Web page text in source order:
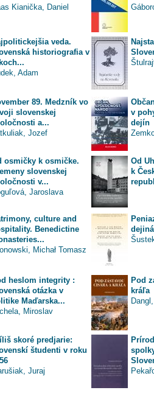
Kianička, Daniel
veda.
historiografia v
Adam
89. Medzník vo
slovenskej
a...
Jozef
v
dejín
osmičky k osmičke.
slovenskej
v...
Jaroslava
Od
k
culture and
Benedictine
Michał Tomasz
heslom integrity :
otázka v
Maďarska...
Miroslav
Pod
kráľa
skoré predjarie:
študenti v roku
Juraj